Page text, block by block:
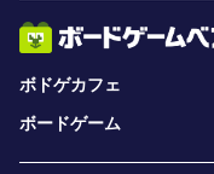
ボドゲカフェ
ボードゲーム